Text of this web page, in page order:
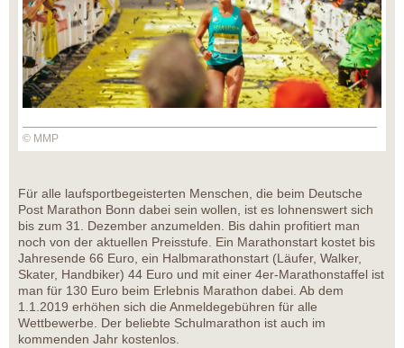
© MMP
Für alle laufsportbegeisterten Menschen, die beim Deutsche
Post Marathon Bonn dabei sein wollen, ist es lohnenswert sich
bis zum 31. Dezember anzumelden. Bis dahin profitiert man
noch von der aktuellen Preisstufe. Ein Marathonstart kostet bis
Jahresende 66 Euro, ein Halbmarathonstart (Läufer, Walker,
Skater, Handbiker) 44 Euro und mit einer 4er-Marathonstaffel ist
man für 130 Euro beim Erlebnis Marathon dabei. Ab dem
1.1.2019 erhöhen sich die Anmeldegebühren für alle
Wettbewerbe. Der beliebte Schulmarathon ist auch im
kommenden Jahr kostenlos.